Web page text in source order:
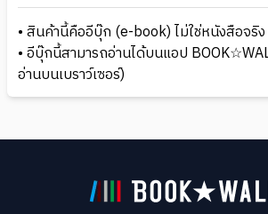
• สินค้านี้คืออีบุ๊ก (e-book) ไม่ใช่หนังสือจริง
• อีบุ๊กนี้สามารถอ่านได้บนแอป
อ่านบนเบราว์เซอร์)